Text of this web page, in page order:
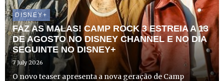
DISNEY+
FAZ AS MALAS! CAMP ROCK 3 ESTREIA A 13
DE AGOSTO NO DISNEY CHANNEL E NO DIA
SEGUINTE NO DISNEY+
7 July 2026
O novo teaser apresenta a nova geração de Camp